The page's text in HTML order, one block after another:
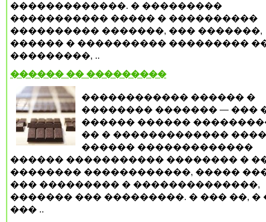
�������������. � ���������
����������� ����� � ����������
���������� �������, ��� �������,
������ � ���������� ���������
���������, ..
������ �� ���������
������������ ������ �
�������� ������� — ���
������ ������
�� � �������������
������ �������������
������ ����������� �������� �
�������� ������������, �����
��� ��������� � ��������������,
������� ��� ���������. � ��� ��, �
��� ..